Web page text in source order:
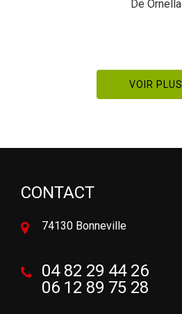
VOIR PLUS
CONTACT
74130 Bonneville
04 82 29 44 26
06 12 89 75 28